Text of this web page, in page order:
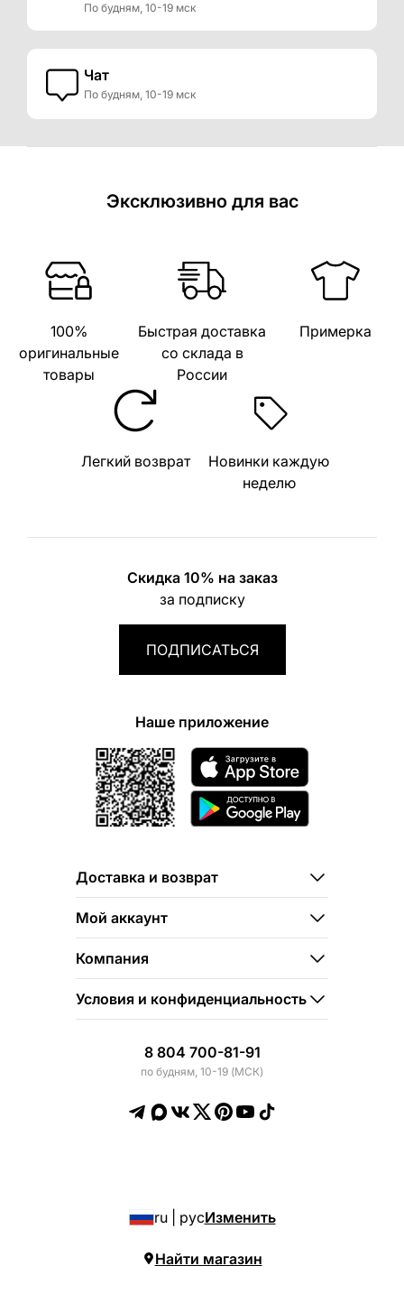
По будням, 10-19 мск
Чат
По будням, 10-19 мск
Эксклюзивно для вас
100%
оригинальные
товары
Быстрая доставка
со склада в
России
Примерка
Легкий возврат
Новинки каждую
неделю
Скидка 10% на заказ
за подписку
ПОДПИСАТЬСЯ
Наше приложение
Доставка и возврат
Мой аккаунт
Компания
Условия и конфиденциальность
8 804 700-81-91
по будням, 10-19 (МСК)
ru | русИзменить
Найти магазин